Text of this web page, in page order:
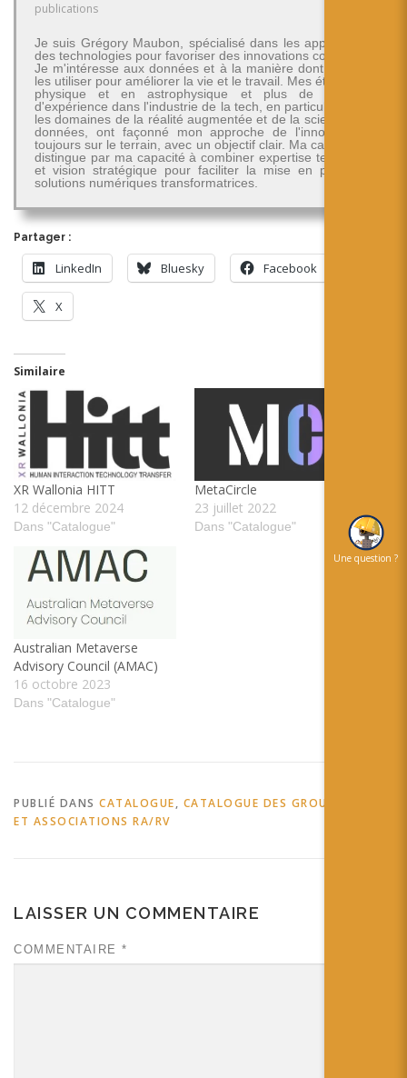
publications
Je suis Grégory Maubon, spécialisé dans les applications
des technologies pour favoriser des innovations concrètes.
Je m'intéresse aux données et à la manière dont on peut
les utiliser pour améliorer la vie et le travail. Mes études en
physique et en astrophysique et plus de 30 ans
d'expérience dans l'industrie de la tech, en particulier dans
les domaines de la réalité augmentée et de la science des
données, ont façonné mon approche de l'innovation -
toujours sur le terrain, avec un objectif clair. Ma carrière se
distingue par ma capacité à combiner expertise technique
et vision stratégique pour faciliter la mise en place de
solutions numériques transformatrices.
Partager :
LinkedIn Bluesky Facebook
X
Similaire
XR Wallonia HITT
12 décembre 2024
Dans "Catalogue"
MetaCircle
23 juillet 2022
Dans "Catalogue"
Australian Metaverse
Advisory Council (AMAC)
16 octobre 2023
Dans "Catalogue"
PUBLIÉ DANS CATALOGUE, CATALOGUE DES GROUPEMENTS
ET ASSOCIATIONS RA/RV
LAISSER UN COMMENTAIRE
COMMENTAIRE *
Une question ?